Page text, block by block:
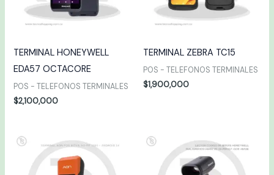
TERMINAL HONEYWELL
EDA57 OCTACORE
POS - TELEFONOS TERMINALES
$2,100,000
TERMINAL ZEBRA TC15
POS - TELEFONOS TERMINALES
$1,900,000